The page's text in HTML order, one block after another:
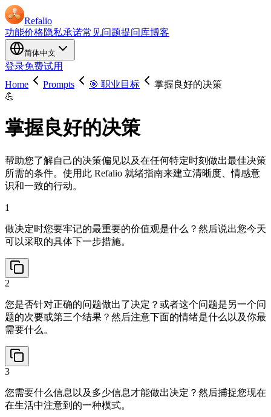
Refalio
功能价格隐私承诺常见问题提问库博客
简体中文
登录免费试用
Home
Prompts 🎯 职业目标
掌握良好的决策
💪
掌握良好的决策
帮助您了解自己的决策偏见以及在任何特定时刻做出最佳决策
所需的条件。使用此 Refalio 就绪指南来建立清晰度、情感意
识和一致的行动。
1
做决定时您要牢记的最重要的价值观是什么？然后说出您今天
可以采取的具体下一步措施。
2
您是否针对正确的问题做出了决定？或者这个问题是另一个问
题的次要或第三个结果？然后注意下面的情绪是什么以及你最
需要什么。
3
您需要什么信息以及多少信息才能做出决定？然后捕捉您现在
在生活中注意到的一种模式。